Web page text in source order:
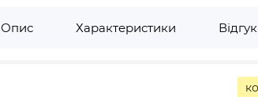
Опис Характеристики